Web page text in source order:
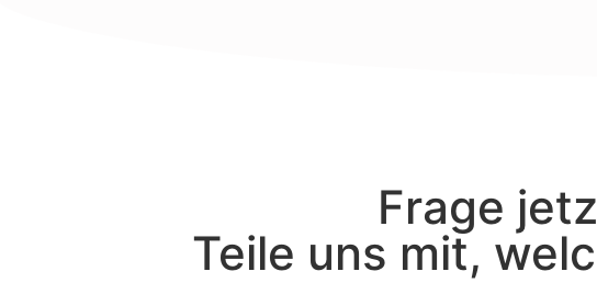
Frage
Teile uns mit,